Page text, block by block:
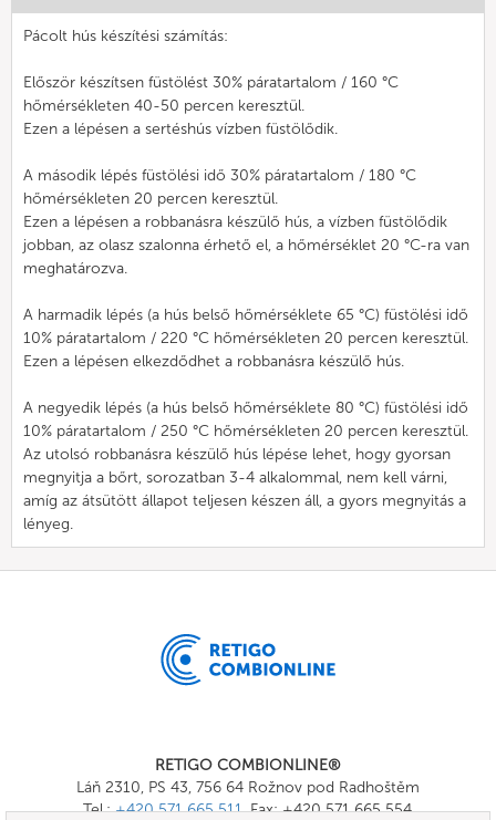
Pácolt hús készítési számítás:
Először készítsen füstölést 30% páratartalom / 160 °C
hőmérsékleten 40-50 percen keresztül.
Ezen a lépésen a sertéshús vízben füstölődik.
A második lépés füstölési idő 30% páratartalom / 180 °C
hőmérsékleten 20 percen keresztül.
Ezen a lépésen a robbanásra készülő hús, a vízben füstölődik
jobban, az olasz szalonna érhető el, a hőmérséklet 20 °C-ra van
meghatározva.
A harmadik lépés (a hús belső hőmérséklete 65 °C) füstölési idő
10% páratartalom / 220 °C hőmérsékleten 20 percen keresztül.
Ezen a lépésen elkezdődhet a robbanásra készülő hús.
A negyedik lépés (a hús belső hőmérséklete 80 °C) füstölési idő
10% páratartalom / 250 °C hőmérsékleten 20 percen keresztül.
Az utolsó robbanásra készülő hús lépése lehet, hogy gyorsan
megnyitja a bőrt, sorozatban 3-4 alkalommal, nem kell várni,
amíg az átsütött állapot teljesen készen áll, a gyors megnyitás a
lényeg.
RETIGO COMBIONLINE®
Láň 2310, PS 43, 756 64 Rožnov pod Radhoštěm
Tel.:+420 571 665 511, Fax: +420 571 665 554